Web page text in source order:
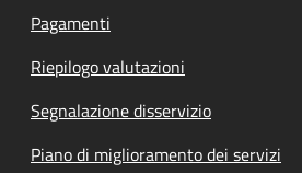
Pagamenti
Riepilogo valutazioni
Segnalazione disservizio
Piano di miglioramento dei servizi